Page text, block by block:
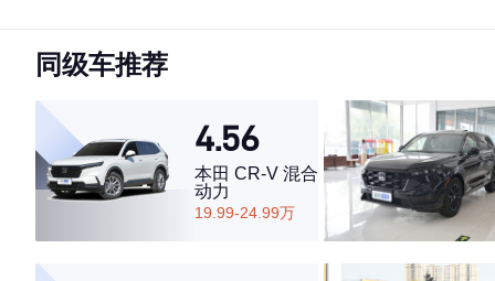
·空间表现一般，低于76%同级车
同级车推荐
4.56
本田 CR-V 混合
动力
19.99-24.99万